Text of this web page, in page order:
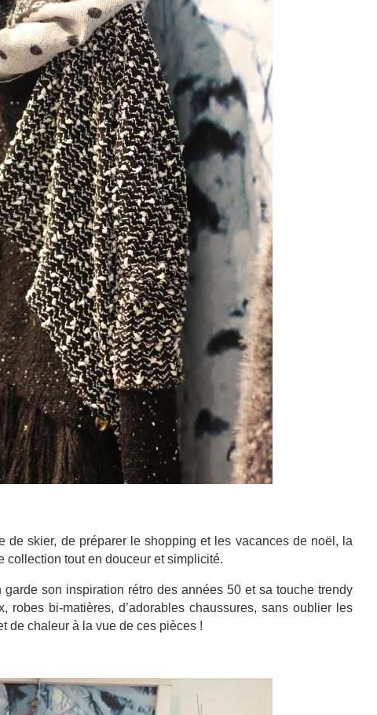
de skier, de préparer le shopping et les vacances de noël, la
collection tout en douceur et simplicité.
garde son inspiration rétro des années 50 et sa touche trendy
robes bi-matières, d’adorables chaussures, sans oublier les
de chaleur à la vue de ces pièces !